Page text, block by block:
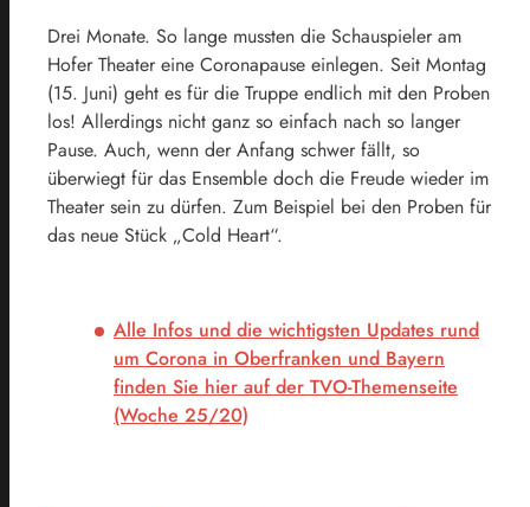
Drei Monate. So lange mussten die Schauspieler am
Hofer Theater eine Coronapause einlegen. Seit Montag
(15. Juni) geht es für die Truppe endlich mit den Proben
los! Allerdings nicht ganz so einfach nach so langer
Pause. Auch, wenn der Anfang schwer fällt, so
überwiegt für das Ensemble doch die Freude wieder im
Theater sein zu dürfen. Zum Beispiel bei den Proben für
das neue Stück „Cold Heart“.
Alle Infos und die wichtigsten Updates rund
um Corona in Oberfranken und Bayern
finden Sie hier auf der TVO-Themenseite
(Woche 25/20)